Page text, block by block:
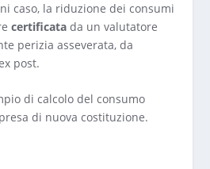
caso, la riduzione dei consumi
certificata da un valutatore
perizia asseverata, da
post.
di calcolo del consumo
di nuova costituzione.